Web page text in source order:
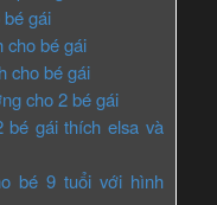
gái
cho bé gái
cho bé gái
cho 2 bé gái
bé gái thích elsa và
bé 9 tuổi với hình